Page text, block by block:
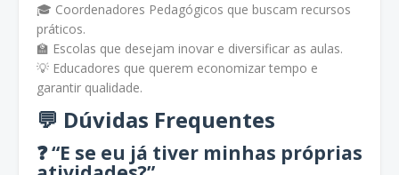
🎓 Coordenadores Pedagógicos que buscam recursos
práticos.
🏫 Escolas que desejam inovar e diversificar as aulas.
💡 Educadores que querem economizar tempo e
garantir qualidade.
💬 Dúvidas Frequentes
❓ “E se eu já tiver minhas próprias